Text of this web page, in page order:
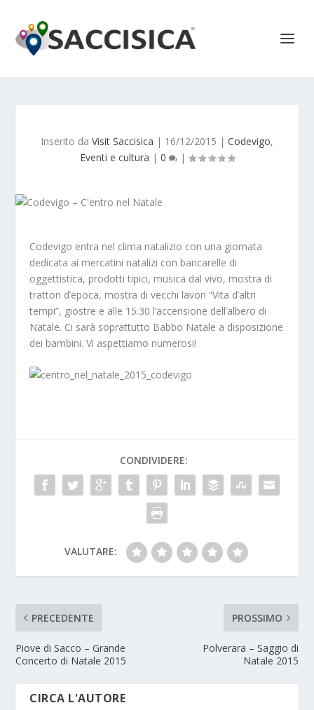
Inserito da Visit Saccisica | 16/12/2015 | Codevigo,
Eventi e cultura | 0 |
Codevigo entra nel clima natalizio con una giornata
dedicata ai mercatini natalizi con bancarelle di
oggettistica, prodotti tipici, musica dal vivo, mostra di
trattori d’epoca, mostra di vecchi lavori “Vita d’altri
tempi”, giostre e alle 15.30 l’accensione dell’albero di
Natale. Ci sarà soprattutto Babbo Natale a disposizione
dei bambini. Vi aspettiamo numerosi!
CONDIVIDERE:
VALUTARE:
PRECEDENTE
Piove di Sacco – Grande
Concerto di Natale 2015
PROSSIMO
Polverara – Saggio di
Natale 2015
CIRCA L'AUTORE